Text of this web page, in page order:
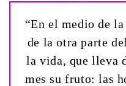
“En el medio de
de la otra parte
la vida, que lleva
mes su fruto: las